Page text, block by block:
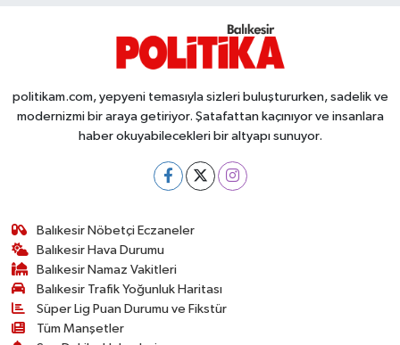
politikam.com, yepyeni temasıyla sizleri buluştururken, sadelik ve
modernizmi bir araya getiriyor. Şatafattan kaçınıyor ve insanlara
haber okuyabilecekleri bir altyapı sunuyor.
Balıkesir Nöbetçi Eczaneler
Balıkesir Hava Durumu
Balıkesir Namaz Vakitleri
Balıkesir Trafik Yoğunluk Haritası
Süper Lig Puan Durumu ve Fikstür
Tüm Manşetler